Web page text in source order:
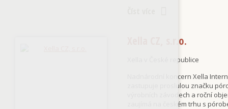
Xella CZ, s.r.o.
Xella v České republice
Nadnárodní koncern Xella
zastupuje proslulou značku
výrobních závodech a roční
zaujímá na českém trhu s